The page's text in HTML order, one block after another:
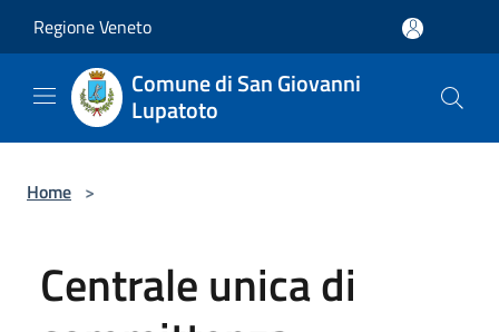
Regione Veneto
Comune di San Giovanni
Lupatoto
Home >
Centrale unica di